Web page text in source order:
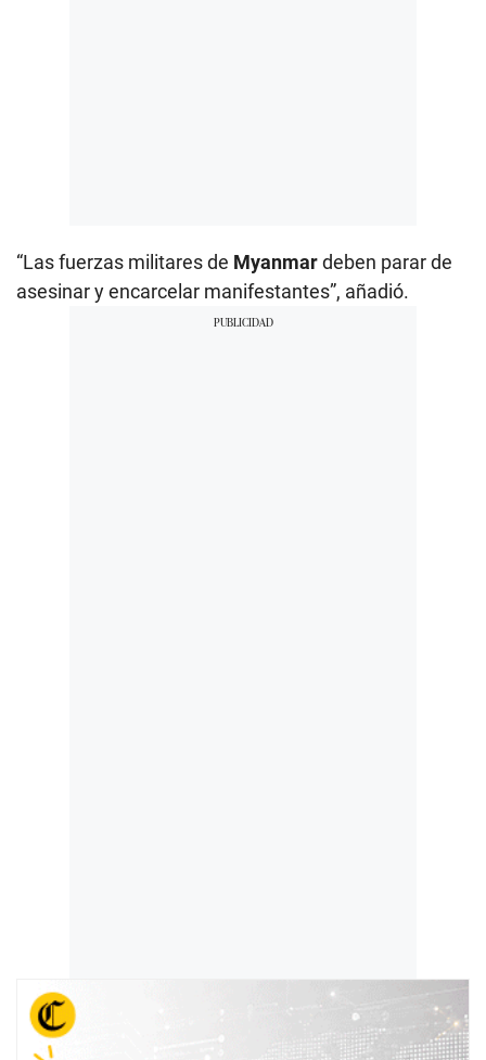
“Las fuerzas militares de Myanmardeben parar de
asesinar y encarcelar manifestantes”, añadió.